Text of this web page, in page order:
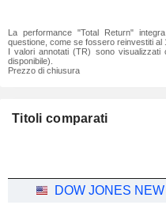
La performance "Total Return"
questione, come se fossero reinvestiti al
I valori annotati (TR) sono
disponibile).
Prezzo di chiusura
Titoli comparati